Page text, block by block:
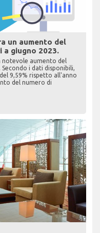
un aumento del
a giugno 2023.
notevole aumento del
i dati disponibili,
9,59% rispetto all'anno
del numero di